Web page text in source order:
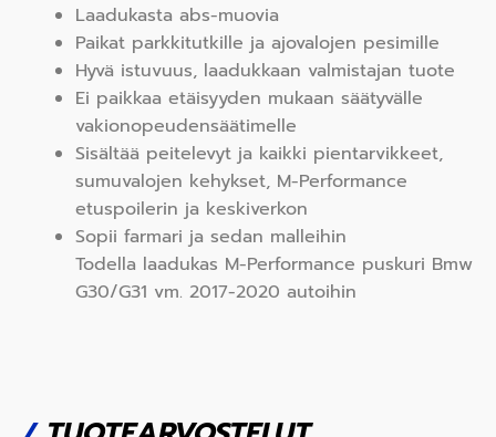
Laadukasta abs-muovia
Paikat parkkitutkille ja ajovalojen pesimille
Hyvä istuvuus, laadukkaan valmistajan tuote
Ei paikkaa etäisyyden mukaan säätyvälle
vakionopeudensäätimelle
Sisältää peitelevyt ja kaikki pientarvikkeet,
sumuvalojen kehykset, M-Performance
etuspoilerin ja keskiverkon
Sopii farmari ja sedan malleihin
Todella laadukas M-Performance puskuri Bmw
G30/G31 vm. 2017-2020 autoihin